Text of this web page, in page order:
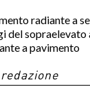
radiante a
del sopraelevato
a pavimento